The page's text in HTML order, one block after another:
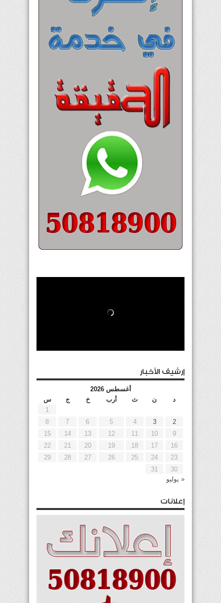
إرشيف الأخبار
أغسطس 2026
د
ن ث أرب خ ج
س
1
2
3
4
5
6
7
8
9
10
11
12
13
14
15
16
17
18
19
20
21
22
23
24
25
26
27
28
29
30
31
« يوليو
إعلانات